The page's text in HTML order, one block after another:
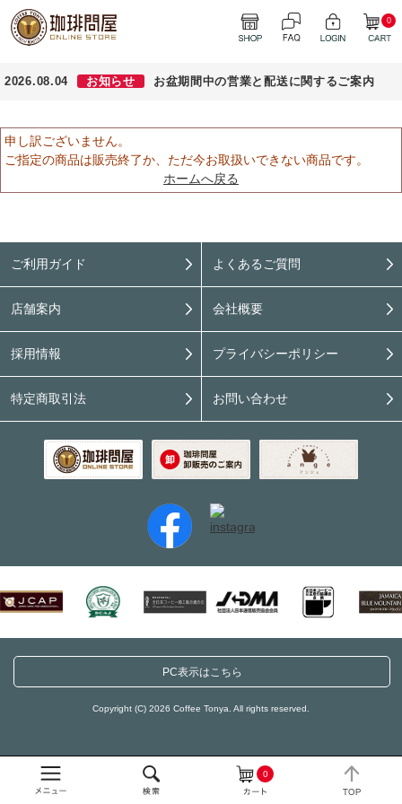
0
0
2026.08.04 お知らせ お盆期間中の営業と配送に関するご案内
申し訳ございません。
ご指定の商品は販売終了か、ただ今お取扱いできない商品です。
ホームへ戻る
ご利用ガイド よくあるご質問
店舗案内 会社概要
採用情報 プライバシーポリシー
特定商取引法 お問い合わせ
PC表示はこちら
Copyright (C) 2026 Coffee Tonya. All rights reserved.